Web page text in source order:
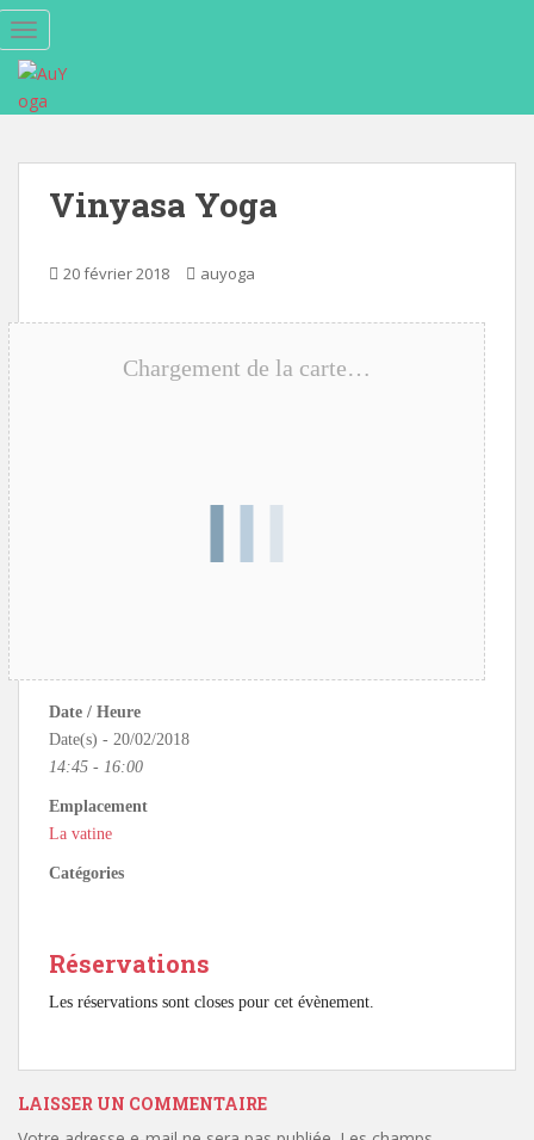
S
t
TOGGLE NAVIGATION
Vinyasa Yoga
20 février 2018 auyoga
Chargement de la carte…
Date / Heure
Date(s) - 20/02/2018
14:45 - 16:00
Emplacement
La vatine
Catégories
Réservations
Les réservations sont closes pour cet évènement.
LAISSER UN COMMENTAIRE